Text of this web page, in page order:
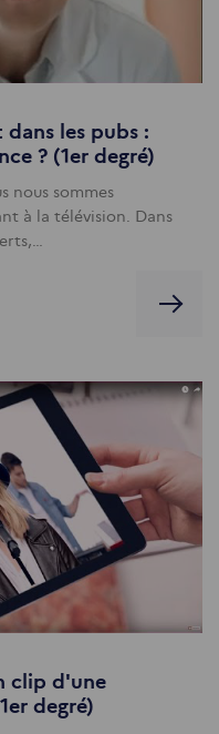
dans les pubs :
? (1er degré)
nous sommes
à la télévision. Dans
clip d'une
degré)